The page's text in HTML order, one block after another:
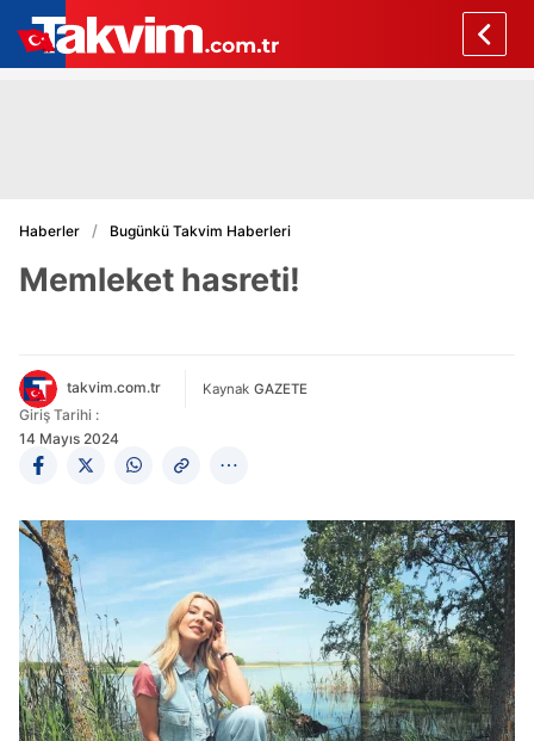
Haberler Bugünkü Takvim Haberleri
Memleket hasreti!
takvim.com.tr Kaynak GAZETE
Giriş Tarihi :
14 Mayıs 2024